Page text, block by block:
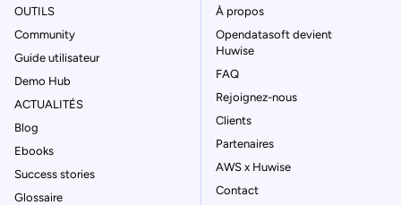
OUTILS
Community
Guide utilisateur
Demo Hub
ACTUALITÉS
Blog
Ebooks
Success stories
Glossaire
À propos
Opendatasoft devient
Huwise
FAQ
Rejoignez-nous
Clients
Partenaires
AWS x Huwise
Contact